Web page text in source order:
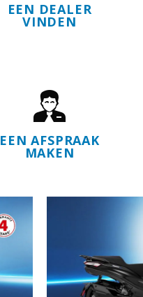
EEN DEALER
VINDEN
EEN AFSPRAAK
MAKEN